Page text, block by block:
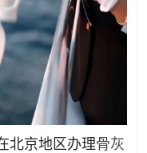
北京地区办理骨灰